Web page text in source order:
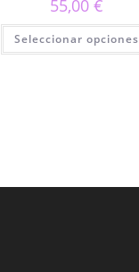
55,00 €
Seleccionar opciones